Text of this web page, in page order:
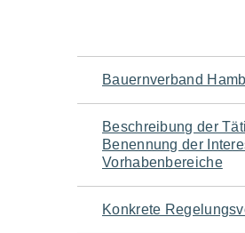
Navigation
für
den
Bauernverband
Beschreibung der
Benennung der
Vorhabenbereiche
Konkrete